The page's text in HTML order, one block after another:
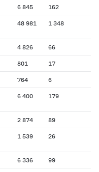
6 845 162
48 981 1 348
4 826 66
801 17
764 6
6 400 179
2 874 89
1 539 26
6 336 99